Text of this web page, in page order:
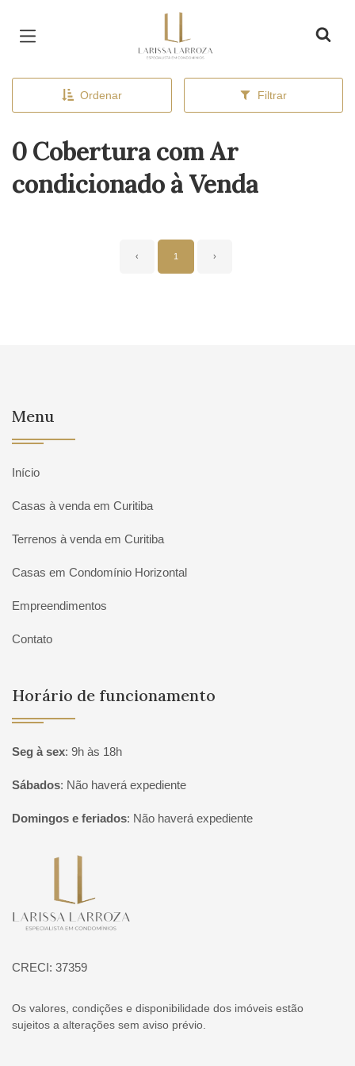
Ordenar Filtrar
0 Cobertura com Ar
condicionado à Venda
‹ 1 ›
Menu
Início
Casas à venda em Curitiba
Terrenos à venda em Curitiba
Casas em Condomínio Horizontal
Empreendimentos
Contato
Horário de funcionamento
Seg à sex: 9h às 18h
Sábados: Não haverá expediente
Domingos e feriados: Não haverá expediente
CRECI: 37359
Os valores, condições e disponibilidade dos imóveis estão
sujeitos a alterações sem aviso prévio.